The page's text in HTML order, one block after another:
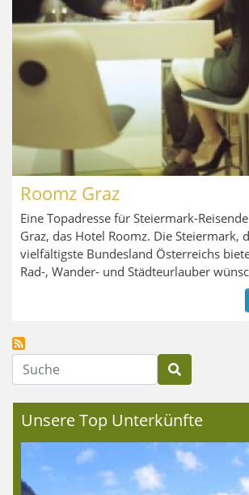
Roomz Graz
Eine Topadresse für Steiermark-
Graz, das Hotel Roomz. Die Steiermark,
vielfältigste Bundesland Österreichs
Rad-, Wander- und Städteurlauber
Suche
Unsere Top Unterkünfte